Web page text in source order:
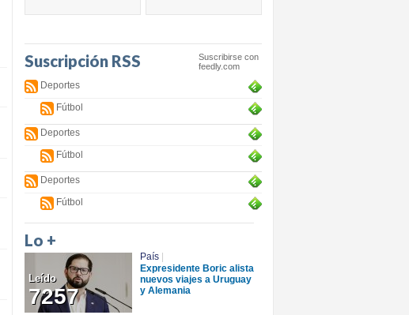
Suscripción RSS
Suscribirse con
feedly.com
Deportes
Fútbol
Deportes
Fútbol
Deportes
Fútbol
Lo +
Leído
7257
País
Expresidente Boric alista
nuevos viajes a Uruguay
y Alemania